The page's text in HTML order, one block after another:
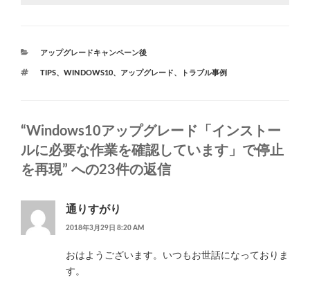
カ
ゴ
アップグレードキャンペーン後
タ
TIPS、 WINDOWS10、 アップグレード、 トラブル事例
“Windows10アップグレード「インストー
ルに必要な作業を確認しています」で停止
を再現” への23件の返信
通りすがり
2018年3月29日 8:20 AM
おはようございます。いつもお世話になっておりま
す。